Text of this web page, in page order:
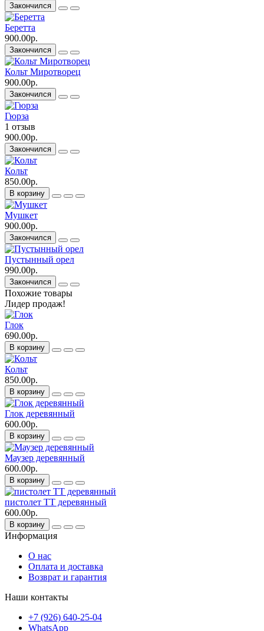
Закончился
Беретта
900.00р.
Закончился
Кольт Миротворец
900.00р.
Закончился
Гюрза
1 отзыв
900.00р.
Закончился
Кольт
850.00р.
В корзину
Мушкет
900.00р.
Закончился
Пустынный орел
990.00р.
Закончился
Похожие товары
Лидер продаж!
Глок
690.00р.
В корзину
Кольт
850.00р.
В корзину
Глок деревянный
600.00р.
В корзину
Маузер деревянный
600.00р.
В корзину
пистолет ТТ деревянный
600.00р.
В корзину
Информация
О нас
Оплата и доставка
Возврат и гарантия
Наши контакты
+7 (926) 640-25-04
WhatsApp